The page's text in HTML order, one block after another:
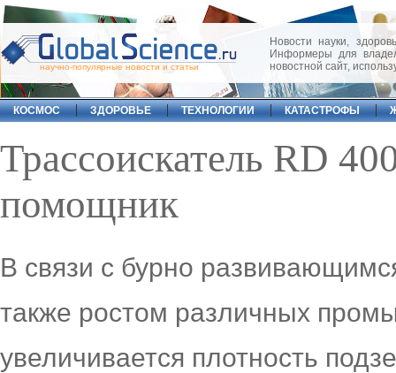
научно-популярные новости и статьи
Новости науки,
Информеры для
новостной сайт,
КОСМОС ЗДОРОВЬЕ ТЕХНОЛОГИИ КАТАСТРОФЫ
Трассоискатель RD
помощник
В связи с бурно
также ростом различных
увеличивается плотность